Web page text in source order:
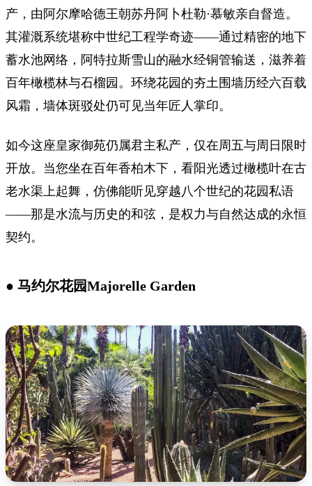
产，由阿尔摩哈德王朝苏丹阿卜杜勒·慕敏亲自督造。
其灌溉系统堪称中世纪工程学奇迹——通过精密的地下
蓄水池网络，阿特拉斯雪山的融水经铜管输送，滋养着
百年橄榄林与石榴园。环绕花园的夯土围墙历经六百载
风霜，墙体斑驳处仍可见当年匠人掌印。
如今这座皇家御苑仍属君主私产，仅在周五与周日限时
开放。当您坐在百年香柏木下，看阳光透过橄榄叶在古
老水渠上起舞，仿佛能听见穿越八个世纪的花园私语
——那是水流与历史的和弦，是权力与自然达成的永恒
契约。
● 马约尔花园Majorelle Garden